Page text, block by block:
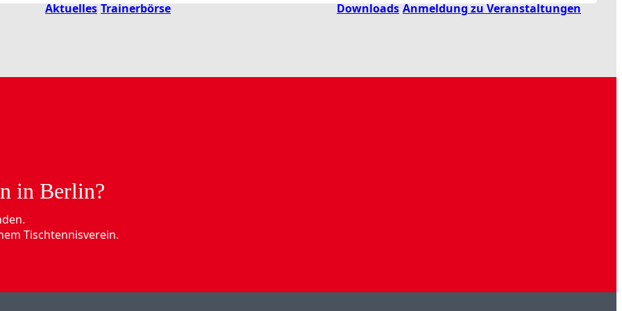
Aktuelles Trainerbörse Downloads Anmeldung zu Veranstaltungen
in Berlin?
Tischtennisverein.